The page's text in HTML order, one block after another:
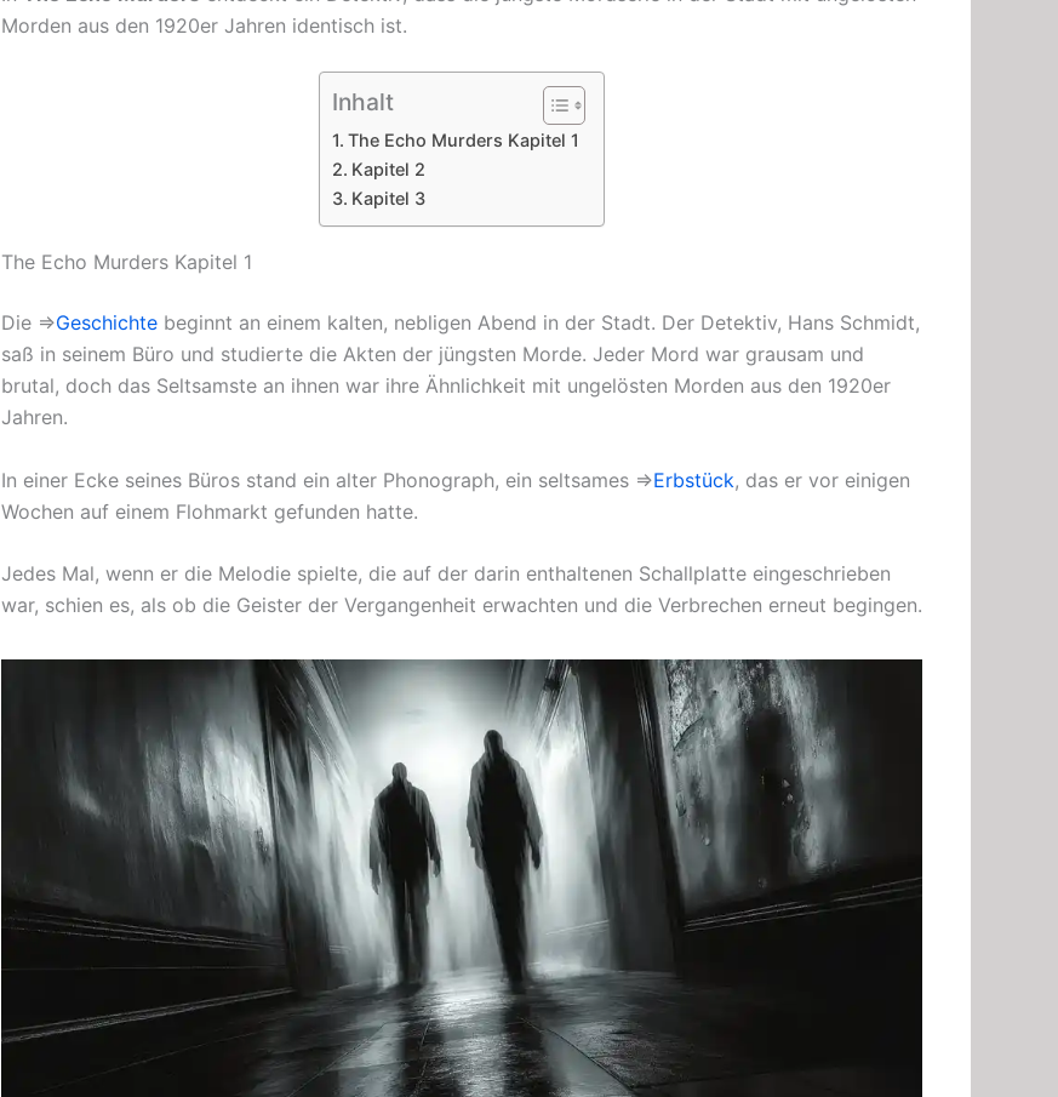
Morden aus den 1920er Jahren identisch ist.
Inhalt
The Echo Murders Kapitel 1
Kapitel 2
Kapitel 3
The Echo Murders Kapitel 1
Die ⇒Geschichte beginnt an einem kalten, nebligen Abend in der Stadt. Der Detektiv, Hans Schmidt,
saß in seinem Büro und studierte die Akten der jüngsten Morde. Jeder Mord war grausam und
brutal, doch das Seltsamste an ihnen war ihre Ähnlichkeit mit ungelösten Morden aus den 1920er
Jahren.
In einer Ecke seines Büros stand ein alter Phonograph, ein seltsames ⇒Erbstück, das er vor einigen
Wochen auf einem Flohmarkt gefunden hatte.
Jedes Mal, wenn er die Melodie spielte, die auf der darin enthaltenen Schallplatte eingeschrieben
war, schien es, als ob die Geister der Vergangenheit erwachten und die Verbrechen erneut begingen.